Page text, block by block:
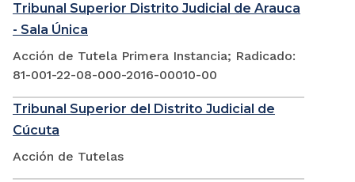
Tribunal Superior Distrito Judicial de Arauca
- Sala Única
Acción de Tutela Primera Instancia; Radicado:
81-001-22-08-000-2016-00010-00
Tribunal Superior del Distrito Judicial de
Cúcuta
Acción de Tutelas